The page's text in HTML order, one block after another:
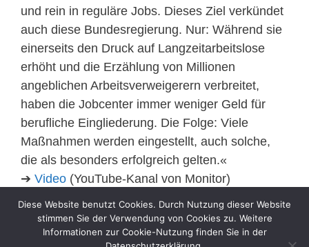
und rein in reguläre Jobs. Dieses Ziel verkündet
auch diese Bundesregierung. Nur: Während sie
einerseits den Druck auf Langzeitarbeitslose
erhöht und die Erzählung von Millionen
angeblichen Arbeitsverweigerern verbreitet,
haben die Jobcenter immer weniger Geld für
berufliche Eingliederung. Die Folge: Viele
Maßnahmen werden eingestellt, auch solche,
die als besonders erfolgreich gelten.«
➔ Video (YouTube-Kanal von Monitor)
Fassung veröffentlicht)
Diese Website benutzt Cookies. Durch Nutzung dieser Website
stimmen Sie der Verwendung von Cookies zu. Weitere
Informationen zur Cookie-Nutzung finden Sie in der